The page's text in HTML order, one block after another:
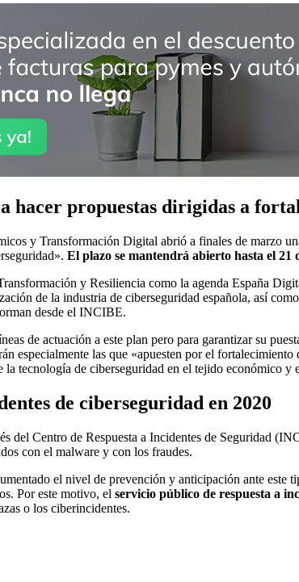
hacer propuestas dirigidas a
y Transformación Digital abrió a finales de marzo
El plazo se mantendrá abierto hasta el 21
y Resiliencia como la agenda España
de la industria de ciberseguridad española, así
desde el INCIBE.
de actuación a este plan pero para garantizar su
especialmente las que «apuesten por el
tecnología de ciberseguridad en el tejido económico y
de ciberseguridad en 2020
del Centro de Respuesta a Incidentes de Seguridad
con el malware y con los fraudes.
el nivel de prevención y anticipación ante este
Por este motivo, el servicio público de respuesta a
o los ciberincidentes.